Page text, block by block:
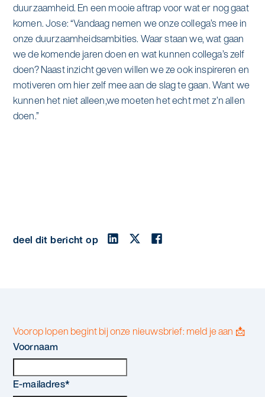
duurzaamheid. En een mooie aftrap voor wat er nog gaat
komen. Jose: “Vandaag nemen we onze collega’s mee in
onze duurzaamheidsambities. Waar staan we, wat gaan
we de komende jaren doen en wat kunnen collega’s zelf
doen? Naast inzicht geven willen we ze ook inspireren en
motiveren om hier zelf mee aan de slag te gaan. Want we
kunnen het niet alleen,we moeten het echt met z’n allen
doen.”
deel dit bericht op
Voorop lopen begint bij onze nieuwsbrief: meld je aan 📩
Voornaam
E-mailadres*